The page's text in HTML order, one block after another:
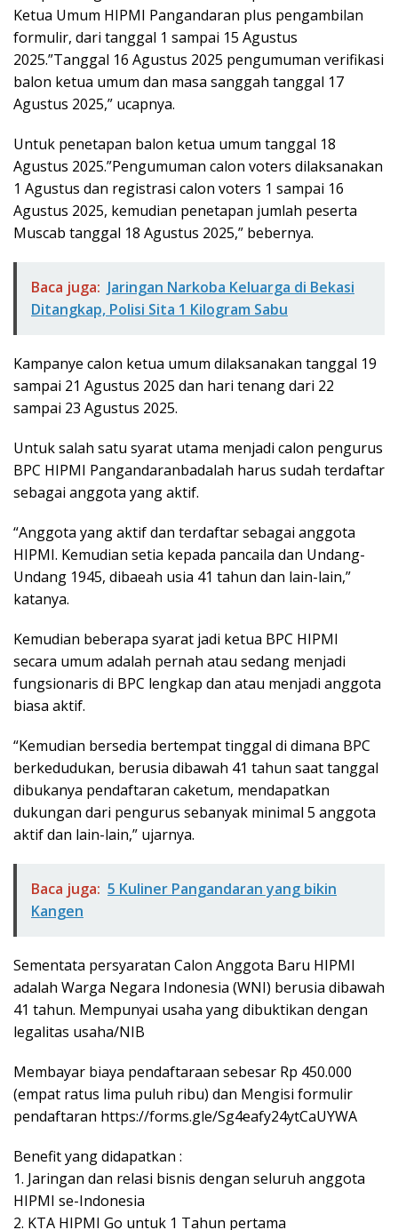
Ketua Umum HIPMI Pangandaran plus pengambilan
formulir, dari tanggal 1 sampai 15 Agustus
2025.”Tanggal 16 Agustus 2025 pengumuman verifikasi
balon ketua umum dan masa sanggah tanggal 17
Agustus 2025,” ucapnya.
Untuk penetapan balon ketua umum tanggal 18
Agustus 2025.”Pengumuman calon voters dilaksanakan
1 Agustus dan registrasi calon voters 1 sampai 16
Agustus 2025, kemudian penetapan jumlah peserta
Muscab tanggal 18 Agustus 2025,” bebernya.
Baca juga: Jaringan Narkoba Keluarga di Bekasi
Ditangkap, Polisi Sita 1 Kilogram Sabu
Kampanye calon ketua umum dilaksanakan tanggal 19
sampai 21 Agustus 2025 dan hari tenang dari 22
sampai 23 Agustus 2025.
Untuk salah satu syarat utama menjadi calon pengurus
BPC HIPMI Pangandaranbadalah harus sudah terdaftar
sebagai anggota yang aktif.
“Anggota yang aktif dan terdaftar sebagai anggota
HIPMI. Kemudian setia kepada pancaila dan Undang-
Undang 1945, dibaeah usia 41 tahun dan lain-lain,”
katanya.
Kemudian beberapa syarat jadi ketua BPC HIPMI
secara umum adalah pernah atau sedang menjadi
fungsionaris di BPC lengkap dan atau menjadi anggota
biasa aktif.
“Kemudian bersedia bertempat tinggal di dimana BPC
berkedudukan, berusia dibawah 41 tahun saat tanggal
dibukanya pendaftaran caketum, mendapatkan
dukungan dari pengurus sebanyak minimal 5 anggota
aktif dan lain-lain,” ujarnya.
Baca juga: 5 Kuliner Pangandaran yang bikin
Kangen
Sementata persyaratan Calon Anggota Baru HIPMI
adalah Warga Negara Indonesia (WNI) berusia dibawah
41 tahun. Mempunyai usaha yang dibuktikan dengan
legalitas usaha/NIB
Membayar biaya pendaftaraan sebesar Rp 450.000
(empat ratus lima puluh ribu) dan ⁠Mengisi formulir
pendaftaran https://forms.gle/Sg4eafy24ytCaUYWA
Benefit yang didapatkan :
1. Jaringan dan relasi bisnis dengan seluruh anggota
HIPMI se-Indonesia
2. KTA HIPMI Go untuk 1 Tahun pertama